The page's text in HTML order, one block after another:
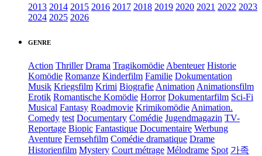
2013 2014 2015 2016 2017 2018 2019 2020 2021 2022 2023
2024 2025 2026
GENRE
Action Thriller Drama TragikomödieAbenteuer Historie
Komödie Romanze Kinderfilm Familie Dokumentation
Musik Kriegsfilm Krimi BiografieAnimationAnimationsfilm
Erotik Romantische Komödie Horror Dokumentarfilm Sci-Fi
Musical Fantasy Roadmovie KrimikomödieAnimation.
Comedy test Documentary Comédie Jugendmagazin TV-
Reportage Biopic Fantastique Documentaire Werbung
Aventure Fernsehfilm Comédie dramatique Drame
Historienfilm Mystery Court métrage Mélodrame Spot 가족